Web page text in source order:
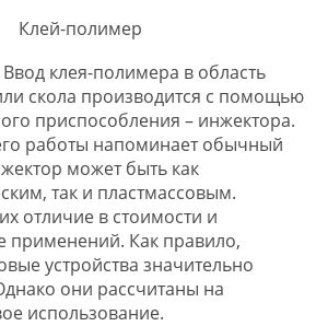
Ввод клея-полимера в область
скола производится с помощью
приспособления – инжектора.
работы напоминает обычный
может быть как
так и пластмассовым.
отличие в стоимости и
применений. Как правило,
устройства значительно
они рассчитаны на
использование.